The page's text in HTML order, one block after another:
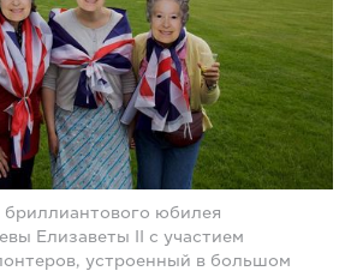
бриллиантового юбилея
Елизаветы II с участием
устроенный в большом